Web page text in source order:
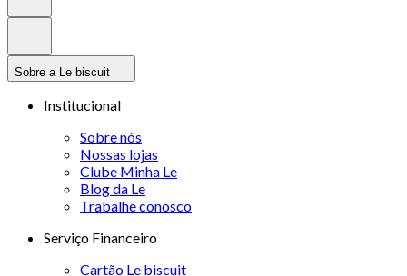
Sobre a Le biscuit
Institucional
Sobre nós
Nossas lojas
Clube Minha Le
Blog da Le
Trabalhe conosco
Serviço Financeiro
Cartão Le biscuit